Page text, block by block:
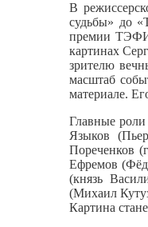
В
судьбы» до
премии
картинах
зрителю
масштаб
материале.
Главные
Языков
Пореченков
Ефремов
(князь
(Михаил
Картина